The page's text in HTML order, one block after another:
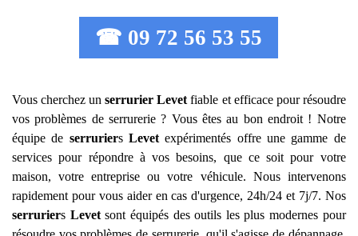
☎ 09 72 56 53 55
Vous cherchez unserrurier Levet fiable et efficace pour résoudre
vos problèmes de serrurerie ? Vous êtes au bon endroit ! Notre
équipe de serruriersLevet expérimentés offre une gamme de
services pour répondre à vos besoins, que ce soit pour votre
maison, votre entreprise ou votre véhicule. Nous intervenons
rapidement pour vous aider en cas d'urgence, 24h/24 et 7j/7. Nos
serruriers Levetsont équipés des outils les plus modernes pour